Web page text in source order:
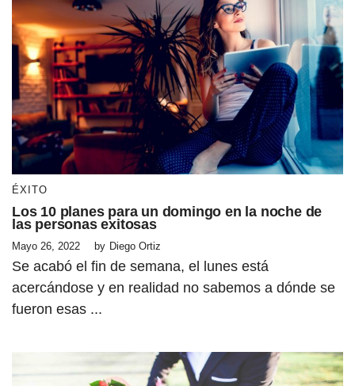
ÉXITO
Los 10 planes para un domingo en la noche de
las personas exitosas
Mayo 26, 2022 by Diego Ortiz
Se acabó el fin de semana, el lunes está
acercándose y en realidad no sabemos a dónde se
fueron esas ...